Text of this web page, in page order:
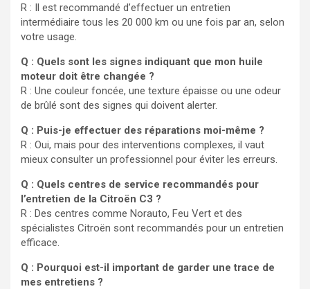
R : Il est recommandé d’effectuer un entretien
intermédiaire tous les 20 000 km ou une fois par an, selon
votre usage.
Q : Quels sont les signes indiquant que mon huile
moteur doit être changée ?
R : Une couleur foncée, une texture épaisse ou une odeur
de brûlé sont des signes qui doivent alerter.
Q : Puis-je effectuer des réparations moi-même ?
R : Oui, mais pour des interventions complexes, il vaut
mieux consulter un professionnel pour éviter les erreurs.
Q : Quels centres de service recommandés pour
l’entretien de la Citroën C3 ?
R : Des centres comme Norauto, Feu Vert et des
spécialistes Citroën sont recommandés pour un entretien
efficace.
Q : Pourquoi est-il important de garder une trace de
mes entretiens ?